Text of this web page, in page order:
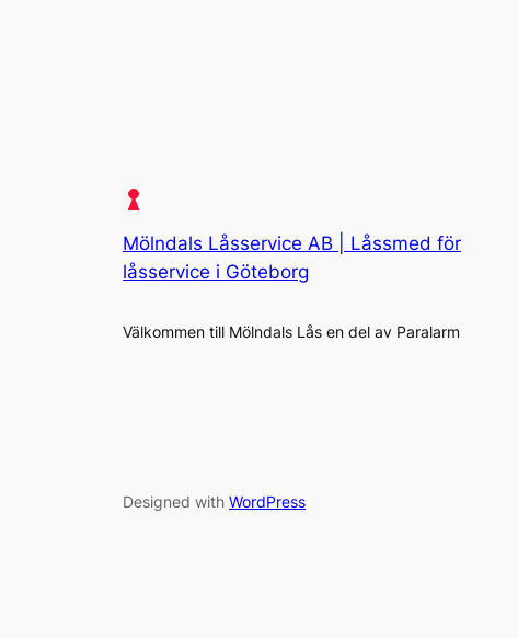
Mölndals Låsservice AB | Låssmed för
låsservice i Göteborg
Välkommen till Mölndals Lås en del av Paralarm
Designed with WordPress